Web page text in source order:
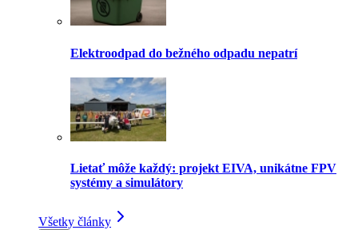
Elektroodpad do bežného odpadu nepatrí
Lietať môže každý: projekt EIVA, unikátne FPV
systémy a simulátory
Všetky články